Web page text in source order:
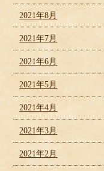
2021年8月
2021年7月
2021年6月
2021年5月
2021年4月
2021年3月
2021年2月